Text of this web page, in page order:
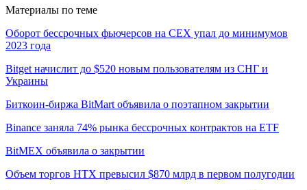
Материалы по теме
Оборот бессрочных фьючерсов на CEX упал до минимумов
2023 года
Bitget начислит до $520 новым пользователям из СНГ и
Украины
Биткоин-биржа BitMart объявила о поэтапном закрытии
Binance заняла 74% рынка бессрочных контрактов на ETF
BitMEX объявила о закрытии
Объем торгов HTX превысил $870 млрд в первом полугодии